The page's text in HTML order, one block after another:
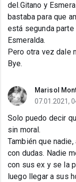
del.Gitano y
bastaba para que
está segunda
Esmeralda.
Pero otra vez dale
Bye.
Marisol
07.01.2021,
Solo puedo decir
sin moral.
También que
con dudas. Nadie
con sus ex y se la
luego llegar a sus